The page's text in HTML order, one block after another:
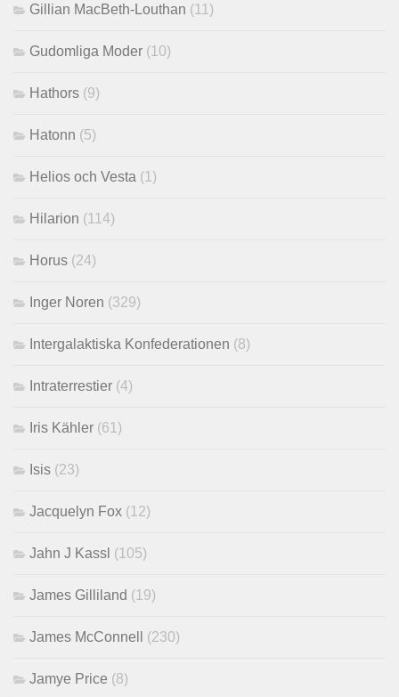
Gillian MacBeth-Louthan (11)
Gudomliga Moder (10)
Hathors (9)
Hatonn (5)
Helios och Vesta (1)
Hilarion (114)
Horus (24)
Inger Noren (329)
Intergalaktiska Konfederationen (8)
Intraterrestier (4)
Iris Kähler (61)
Isis (23)
Jacquelyn Fox (12)
Jahn J Kassl (105)
James Gilliland (19)
James McConnell (230)
Jamye Price (8)